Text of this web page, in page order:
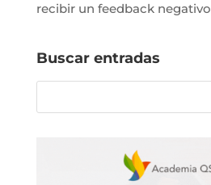
recibir un feedback negativo
Buscar entradas